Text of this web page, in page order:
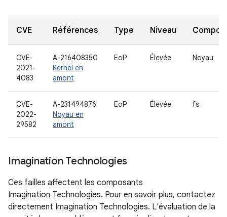
CVE Références Type Niveau
CVE-
2021-
4083
A-216408350
Kernel en
amont
EoP Élevée Noyau
CVE-
2022-
29582
A-231494876
Noyau en
amont
EoP Élevée fs
Imagination Technologies
Ces failles affectent les composants
Imagination Technologies. Pour en savoir plus, contactez
directement Imagination Technologies. L'évaluation de la